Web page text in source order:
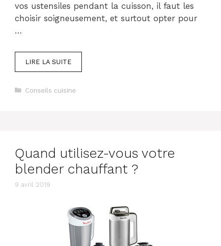
vos ustensiles pendant la cuisson, il faut les
choisir soigneusement, et surtout opter pour
…
LIRE LA SUITE
Catégories
Conseils cuisine
Quand utilisez-vous votre
blender chauffant ?
9 avril 2019